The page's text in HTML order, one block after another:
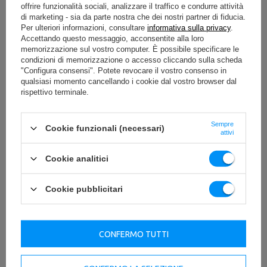
Larghezza della confezione
10
Lunghezza della confezione
[cm]
10
10
Peso lordo [kg]
Ente responsabile di questo prodotto nell'UE
200
Città:Starachowice
Paese:
Scrivi la tua recensione
Tua valutazione:
5/5
Contenuto della tua recensione
Aggiungi la tua foto del prodotto:
offrire funzionalità sociali, analizzare il traffico e condurre attività
di marketing - sia da parte nostra che dei nostri partner di fiducia.
Per ulteriori informazioni, consultare informativa sulla privacy.
Accettando questo messaggio, acconsentite alla loro
memorizzazione sul vostro computer. È possibile specificare le
condizioni di memorizzazione o accesso cliccando sulla scheda
"Configura consensi". Potete revocare il vostro consenso in
qualsiasi momento cancellando i cookie dal vostro browser dal
rispettivo terminale.
Cookie funzionali (necessari)
Sempre
attivi
Cookie analitici
Cookie pubblicitari
CONFERMO TUTTI